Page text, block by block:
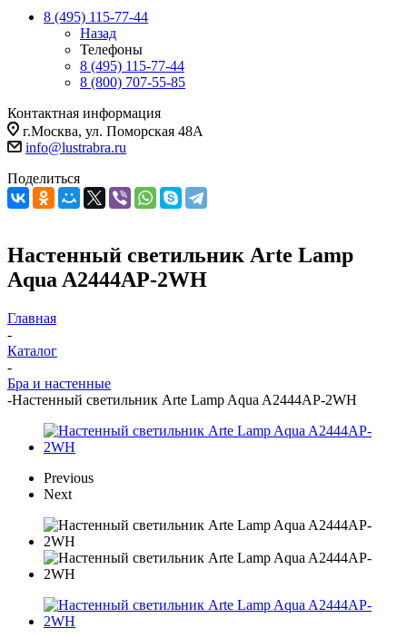
8 (495) 115-77-44
Назад
Телефоны
8 (495) 115-77-44
8 (800) 707-55-85
Контактная информация
г.Москва, ул. Поморская 48А
info@lustrabra.ru
Поделиться
Настенный светильник Arte Lamp
Aqua A2444AP-2WH
Главная
-
Каталог
-
Бра и настенные
-Настенный светильник Arte Lamp Aqua A2444AP-2WH
Previous
Next